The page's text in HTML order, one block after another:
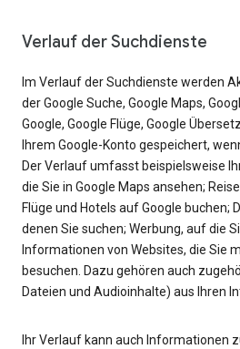
Verlauf der Suchdienste
Im Verlauf der Suchdienste werden
der Google Suche, Google Maps,
Google, Google Flüge, Google
Ihrem Google-Konto gespeichert,
Der Verlauf umfasst beispielsweise
die Sie in Google Maps ansehen;
Flüge und Hotels auf Google buchen;
denen Sie suchen; Werbung, auf die
Informationen von Websites, die Sie
besuchen. Dazu gehören auch
Dateien und Audioinhalte) aus Ihren
Ihr Verlauf kann auch Informationen